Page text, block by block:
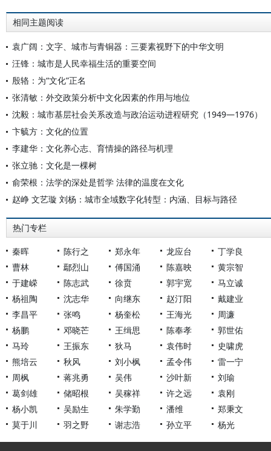
相同主题阅读
袁广阔：文字、城市与青铜器：三要素视野下的中华文明
汪锋：城市是人民幸福生活的重要空间
殷辂：为“文化”正名
张清敏：外交政策分析中文化因素的作用与地位
沈毅：城市基层社会关系改造与政治运动进程研究（1949—1976）
卞毓方：文化的位置
李建华：文化养心志、育情操的路径与机理
张立驰：文化是一棵树
俞荣根：法学的深处是哲学 法律的温度在文化
赵峥 文艺璇 刘杨：城市全域数字化转型：内涵、目标与路径
热门专栏
秦晖 陈行之 郑永年 龙应台
丁学良
曹林
鄢烈山 傅国涌 陈嘉映
黄宗智
于建嵘
陈志武 徐贲 郭宇宽
马立诚
杨祖陶
沈志华 向继东 赵汀阳
戴建业
李昌平
张鸣 杨奎松 王海光
周濂
杨鹏
邓晓芒 王缉思 陈奉孝
郭世佑
马玲
王振东 狄马 袁伟时
史啸虎
熊培云
秋风 刘小枫 孟令伟
雷一宁
周枫
蒋兆勇 吴伟 沙叶新
刘瑜
葛剑雄
储昭根 吴稼祥 许之远
袁刚
杨小凯
吴励生 朱学勤 潘维
郑秉文
莫于川
羽之野 谢志浩 孙立平 杨光